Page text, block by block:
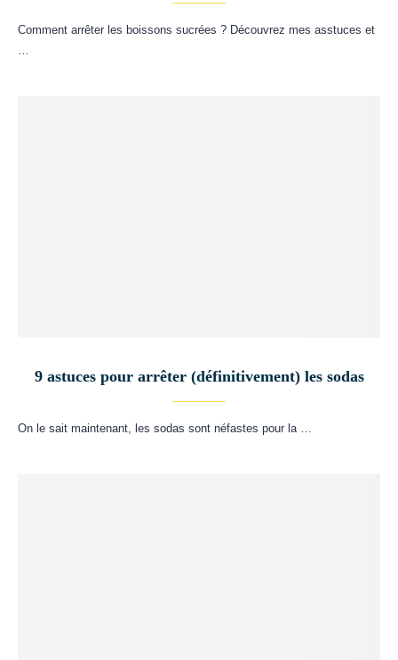
Comment arrêter les boissons sucrées ? Découvrez mes asstuces et
…
9 astuces pour arrêter (définitivement) les sodas
On le sait maintenant, les sodas sont néfastes pour la …